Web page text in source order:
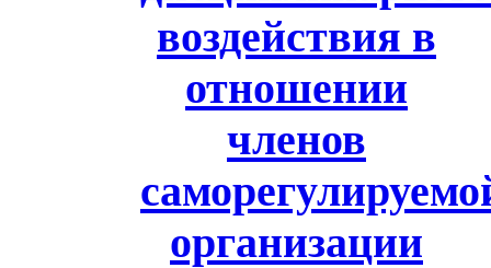
воздействия в
отношении
членов
организации